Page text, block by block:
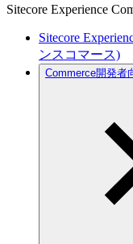
Sitecore Experience
Sitecore
ンスコマース)
Commerce開発者